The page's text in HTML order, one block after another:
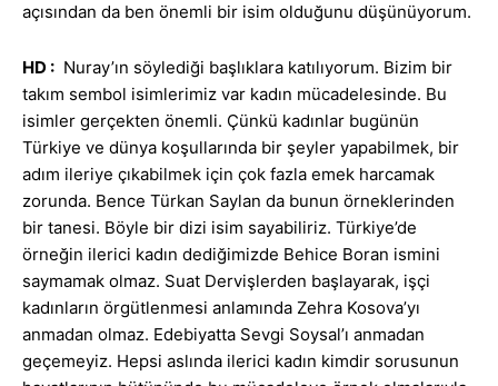
açısından da ben önemli bir isim olduğunu düşünüyorum.
HD : Nuray’ın söylediği başlıklara katılıyorum. Bizim bir
takım sembol isimlerimiz var kadın mücadelesinde. Bu
isimler gerçekten önemli. Çünkü kadınlar bugünün
Türkiye ve dünya koşullarında bir şeyler yapabilmek, bir
adım ileriye çıkabilmek için çok fazla emek harcamak
zorunda. Bence Türkan Saylan da bunun örneklerinden
bir tanesi. Böyle bir dizi isim sayabiliriz. Türkiye’de
örneğin ilerici kadın dediğimizde Behice Boran ismini
saymamak olmaz. Suat Dervişlerden başlayarak, işçi
kadınların örgütlenmesi anlamında Zehra Kosova’yı
anmadan olmaz. Edebiyatta Sevgi Soysal’ı anmadan
geçemeyiz. Hepsi aslında ilerici kadın kimdir sorusunun